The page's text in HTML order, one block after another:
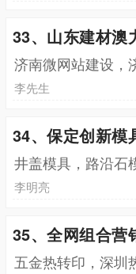
33、山东建材澳
济南微网站建设，
李先生
34、保定创新模
井盖模具，路沿石
李明亮
35、全网组合营
五金热转印，深圳